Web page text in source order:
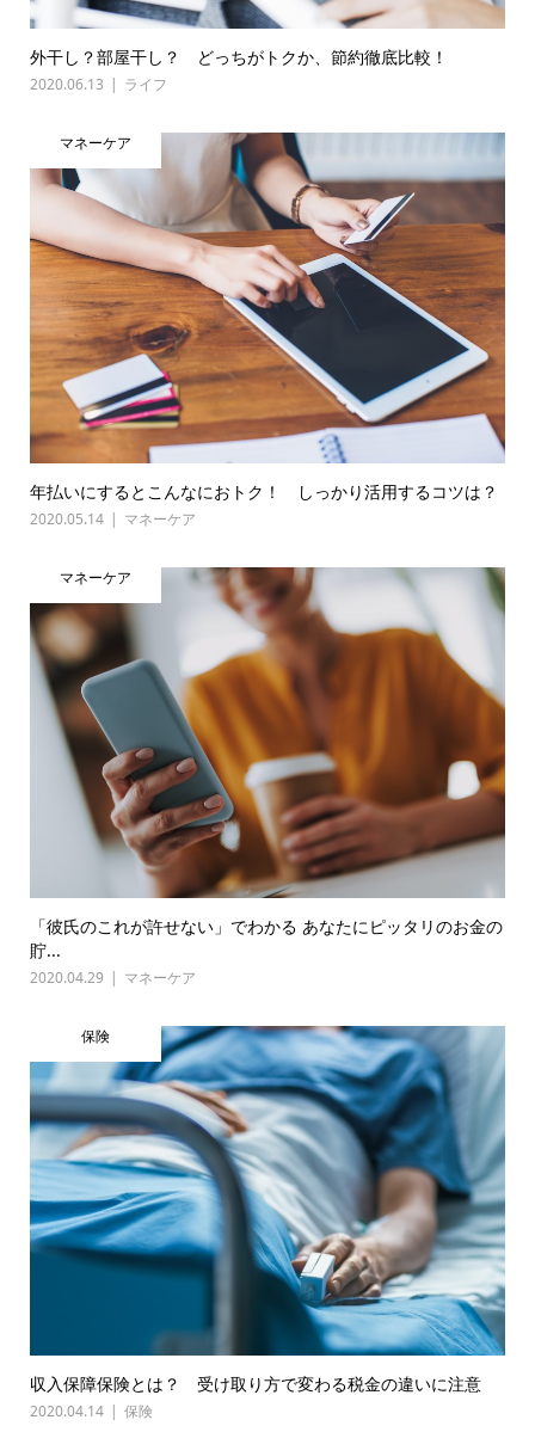
外干し？部屋干し？ どっちがトクか、節約徹底比較！
2020.06.13 ライフ
マネーケア
年払いにするとこんなにおトク！ しっかり活用するコツは？
2020.05.14 マネーケア
マネーケア
「彼氏のこれが許せない」でわかる あなたにピッタリのお金の
貯...
2020.04.29 マネーケア
保険
収入保障保険とは？ 受け取り方で変わる税金の違いに注意
2020.04.14 保険